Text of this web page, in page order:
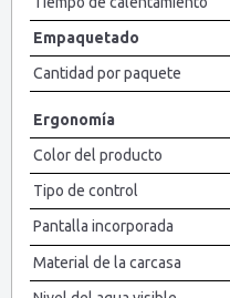
Empaquetado
Cantidad por paquete
Ergonomía
Color del producto
Tipo de control
Pantalla incorporada
Material de la carcasa